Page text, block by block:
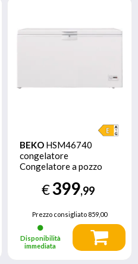
BEKO HSM46740
congelatore
Congelatore a pozzo
Bianco
€399,99
Prezzo consigliato 859,00
Disponibilità
immediata